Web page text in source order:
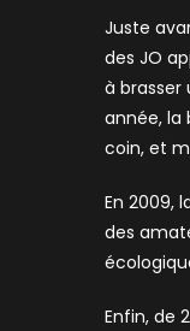
Juste
des JO
à
année, la
coin, et
En 2009,
des
Enfin, de